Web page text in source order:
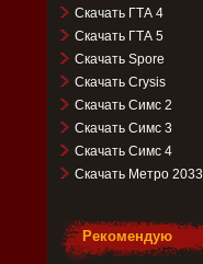
Скачать ГТА 4
Скачать ГТА 5
Скачать Spore
Скачать Crysis
Скачать Симс 2
Скачать Симс 3
Скачать Симс 4
Скачать Метро 2033
Рекомендую